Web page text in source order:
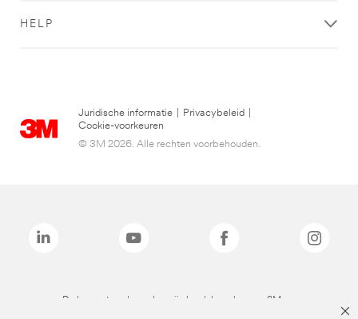
HELP
Juridische informatie Privacybeleid
Cookie-voorkeuren
© 3M 2026. Alle rechten voorbehouden.
De bovenstaande merken zijn handelsmerken van 3M.we